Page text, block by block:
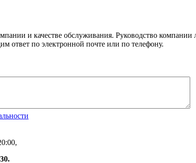
и качестве обслуживания. Руководство
ответ по электронной почте или по телефону.